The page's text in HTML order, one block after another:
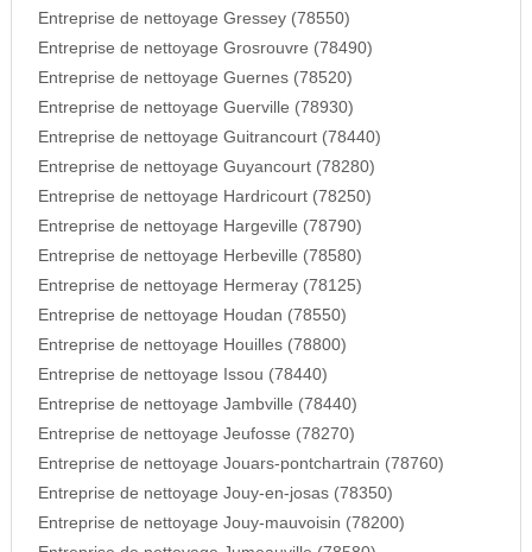
Entreprise de nettoyage Gressey (78550)
Entreprise de nettoyage Grosrouvre (78490)
Entreprise de nettoyage Guernes (78520)
Entreprise de nettoyage Guerville (78930)
Entreprise de nettoyage Guitrancourt (78440)
Entreprise de nettoyage Guyancourt (78280)
Entreprise de nettoyage Hardricourt (78250)
Entreprise de nettoyage Hargeville (78790)
Entreprise de nettoyage Herbeville (78580)
Entreprise de nettoyage Hermeray (78125)
Entreprise de nettoyage Houdan (78550)
Entreprise de nettoyage Houilles (78800)
Entreprise de nettoyage Issou (78440)
Entreprise de nettoyage Jambville (78440)
Entreprise de nettoyage Jeufosse (78270)
Entreprise de nettoyage Jouars-pontchartrain (78760)
Entreprise de nettoyage Jouy-en-josas (78350)
Entreprise de nettoyage Jouy-mauvoisin (78200)